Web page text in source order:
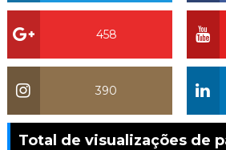
458
390
Total de visualizações de